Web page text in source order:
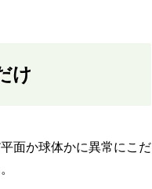
け
面か球体かに異常にこだ